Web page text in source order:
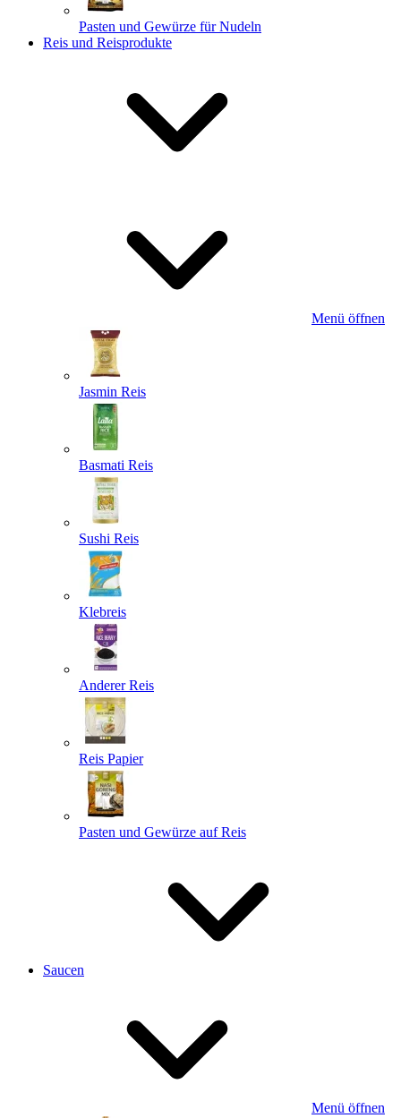
Pasten und Gewürze für Nudeln
Reis und Reisprodukte
Menü öffnen
Jasmin Reis
Basmati Reis
Sushi Reis
Klebreis
Anderer Reis
Reis Papier
Pasten und Gewürze auf Reis
Saucen
Menü öffnen